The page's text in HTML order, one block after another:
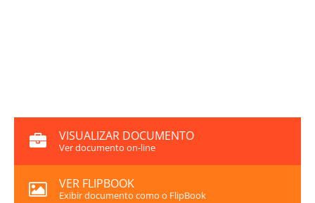
VISUALIZAR DOCUMENTO
Ver documento on-line
VER FLIPBOOK
Exibir documento como o FlipBook